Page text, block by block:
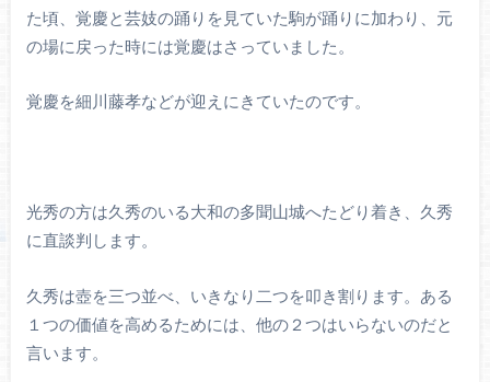
た頃、覚慶と芸妓の踊りを見ていた駒が踊りに加わり、元
の場に戻った時には覚慶はさっていました。
覚慶を細川藤孝などが迎えにきていたのです。
光秀の方は久秀のいる大和の多聞山城へたどり着き、久秀
に直談判します。
久秀は壺を三つ並べ、いきなり二つを叩き割ります。ある
１つの価値を高めるためには、他の２つはいらないのだと
言います。